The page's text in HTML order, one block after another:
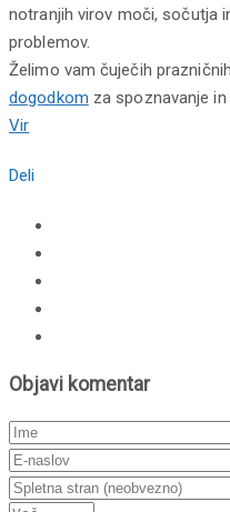
notranjih virov moči, sočutja
problemov.
Želimo vam čuječih
dogodkom za spoznavanje
Vir
Deli
Objavi komentar